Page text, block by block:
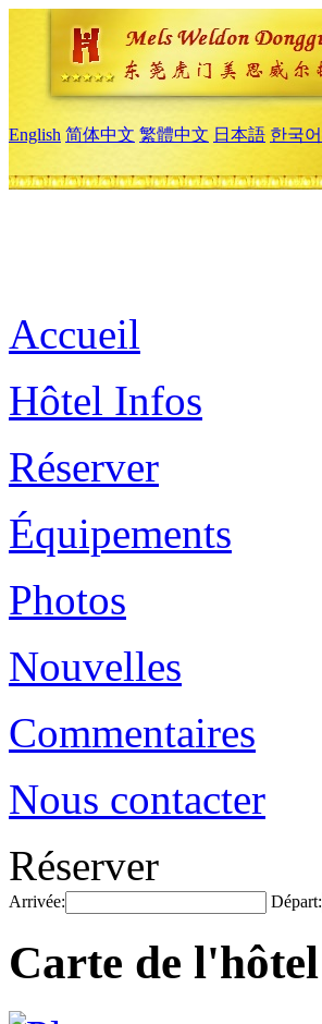
English 简体中文 繁體中文 日本語 한국어
Accueil
Hôtel Infos
Réserver
Équipements
Photos
Nouvelles
Commentaires
Nous contacter
Réserver
Arrivée: Départ:
Carte de l'hôtel